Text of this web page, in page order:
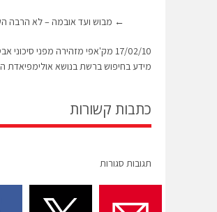
← מבוש ועד אובמה – לא הרבה
17/02/10 מק'אפי מזהירה מפני סיכוני
מידע בחיפוש ברשת בנושא אולימפיאדת
כתבות קשורות
תגובות סגורות